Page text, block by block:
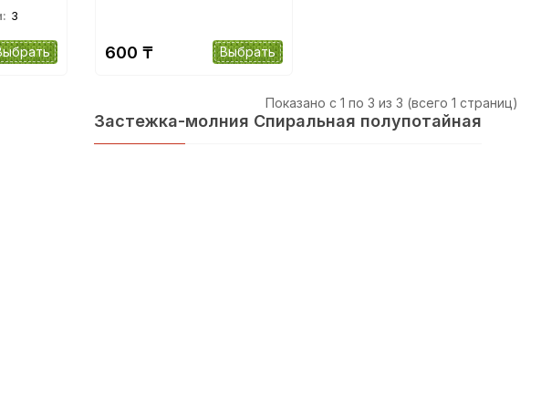
3
600 ₸ Выбрать
Показано с 1 по 3 из 3 (всего 1 страниц)
Застежка-молния Спиральная полупотайная